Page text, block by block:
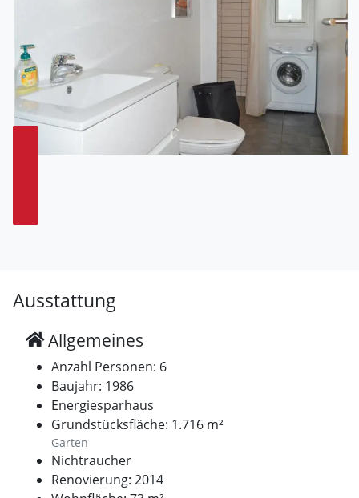
Ausstattung
Allgemeines
Anzahl Personen: 6
Baujahr: 1986
Energiesparhaus
Grundstücksfläche: 1.716 m²
Garten
Nichtraucher
Renovierung: 2014